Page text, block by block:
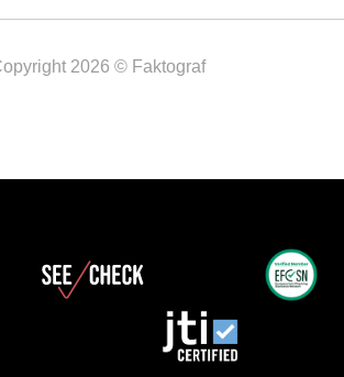
2026 © Faktograf